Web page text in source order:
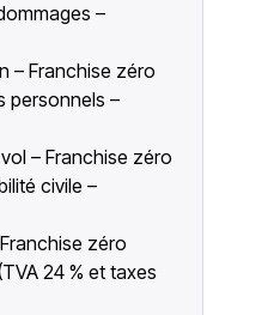
–
– Franchise zéro
personnels –
– Franchise zéro
civile –
zéro
24 % et taxes